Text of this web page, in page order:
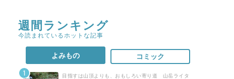
週間ランキング
今読まれているホットな記事
よみもの コミック
目指すは山頂よりも、おもしろい寄り道 山岳ライタ